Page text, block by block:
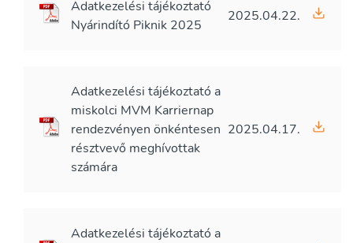
Adatkezelési tájékoztató
Nyárindító Piknik 2025
2025.04.22.
Adatkezelési tájékoztató a
miskolci MVM Karriernap
rendezvényen önkéntesen
résztvevő meghívottak
számára
2025.04.17.
Adatkezelési tájékoztató a